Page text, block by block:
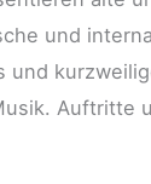
und
und
Auftritte